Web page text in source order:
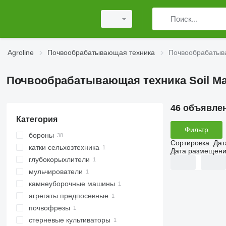
Agroline Почвообрабатывающая техника
Почвообрабатывающая техника Soil
Категория
бороны
дисковые бороны
катки сельхозтехника
катки гладкие
глубокорыхлители
мульчирователи
мульчеры для трактора
камнеуборочные машины
агрегаты предпосевные
почвофрезы
стерневые культиваторы
46
Фильтр
Сортировка:
Дата